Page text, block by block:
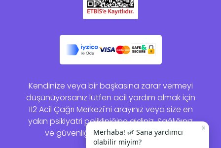
Kendinize veya bir başkasına zarar vermeyi
düşünüyorsanız lütfen acil yardım almak için
112 Acil Çağrı Merkezi'ni arayınız veya size en
yakın psikiyatri polikliniğine gidiniz. Sağlığınız
ve güvenliğiniz bizim için önemlidir.
×
Merhaba! 🌿 Sana yardımcı
olabilir miyim?